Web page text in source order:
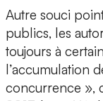
Autre souci
publics, les
toujours à
l’accumulation
concurrence »,